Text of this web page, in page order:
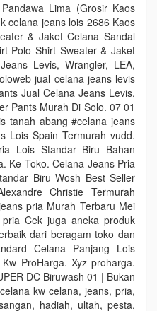
Lima (Grosir Kaos
celana jeans lois 2686 Kaos
& Jaket Celana Sandal
Polo Shirt Sweater & Jaket
Levis, Wrangler, LEA,
jual celana jeans levis
Jual Celana Jeans Levis,
Pants Murah Di Solo. 07 01
tanah abang #celana jeans
Lois Spain Termurah vudd.
Lois Standar Biru Bahan
Ke Toko. Celana Jeans Pria
Biru Wosh Best Seller
Christie Termurah
pria Murah Terbaru Mei
Cek juga aneka produk
dari beragam toko dan
Celana Panjang Lois
ProHarga. Xyz proharga.
DC Biruwash 01 | Bukan
kw celana, jeans, pria,
hadiah, ultah, pesta,